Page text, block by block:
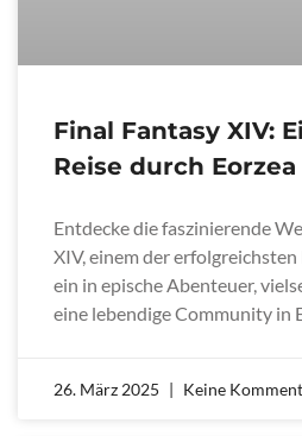
Final Fantasy XIV:
Reise durch Eorzea
Entdecke die faszinierende
XIV, einem der
ein in epische Abenteuer,
eine lebendige Community in
26. März 2025 Keine